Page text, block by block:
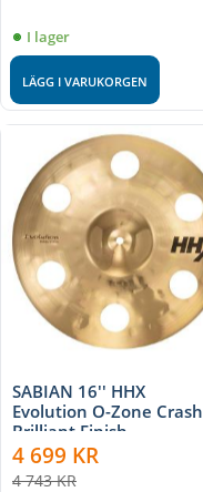
I lager
LÄGG I VARUKORGEN
SABIAN 16'' HHX
Evolution O-Zone Crash
Brilliant Finish
4 699 KR
4 743KR